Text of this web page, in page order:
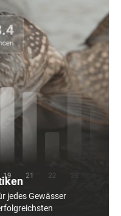
jedes Gewässer